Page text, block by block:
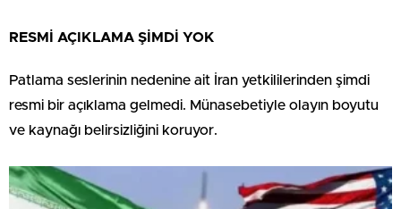
RESMİ AÇIKLAMA ŞİMDİ YOK
Patlama seslerinin nedenine ait İran yetkililerinden şimdi
resmi bir açıklama gelmedi. Münasebetiyle olayın boyutu
ve kaynağı belirsizliğini koruyor.